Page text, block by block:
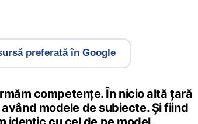
preferată în Google
competențe. În nicio altă țară
modele de subiecte. Și fiind